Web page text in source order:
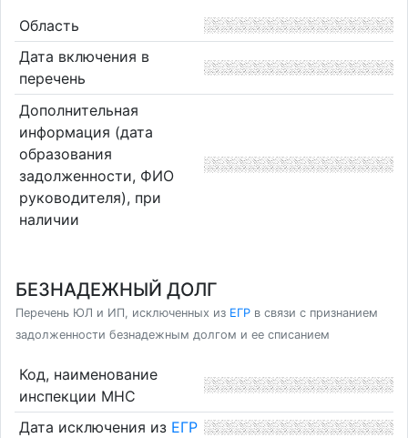
Область
Дата включения в
перечень
Дополнительная
информация (дата
образования
задолженности, ФИО
руководителя), при
наличии
БЕЗНАДЕЖНЫЙ ДОЛГ
Перечень ЮЛ и ИП, исключенных из ЕГР в связи с признанием
задолженности безнадежным долгом и ее списанием
Код, наименование
инспекции МНС
Дата исключения из ЕГР